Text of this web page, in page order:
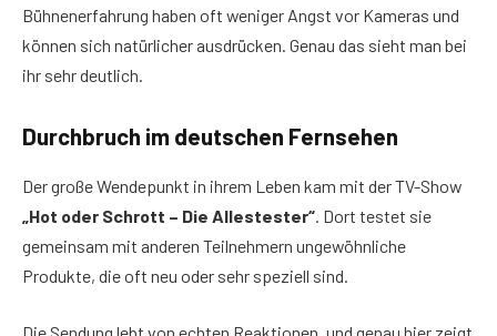
Bühnenerfahrung haben oft weniger Angst vor Kameras und
können sich natürlicher ausdrücken. Genau das sieht man bei
ihr sehr deutlich.
Durchbruch im deutschen Fernsehen
Der große Wendepunkt in ihrem Leben kam mit der TV-Show
„Hot oder Schrott – Die Allestester“ . Dort testet sie
gemeinsam mit anderen Teilnehmern ungewöhnliche
Produkte, die oft neu oder sehr speziell sind.